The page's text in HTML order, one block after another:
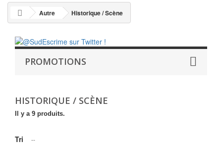
Autre Historique / Scène
PROMOTIONS
HISTORIQUE / SCÈNE
Il y a 9 produits.
Tri --